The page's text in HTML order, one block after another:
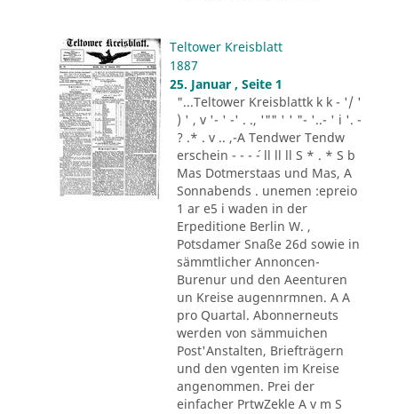
Teltower Kreisblatt
1887
25. Januar , Seite 1
"...Teltower Kreisblattk k k - '/ '
) ' , v '- ' -' . ., '"" ' ' "- '..- ' i '. -
? .* . v .. ,-A Tendwer Tendw
erschein - - - ´- ll ll ll S * . * S b
Mas Dotmerstaas und Mas, A
Sonnabends . unemen :epreio
1 ar e5 i waden in der
Erpeditione Berlin W. ,
Potsdamer Snaße 26d sowie in
sämmtlicher Annoncen-
Burenur und den Aeenturen
un Kreise augennrmnen. A A
pro Quartal. Abonnerneuts
werden von sämmuichen
Post'Anstalten, Briefträgern
und den vgenten im Kreise
angenommen. Prei der
einfacher PrtwZekle A v m S